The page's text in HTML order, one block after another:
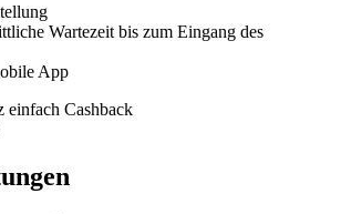
Wartezeit bis zum Eingang des
App
einfach Cashback